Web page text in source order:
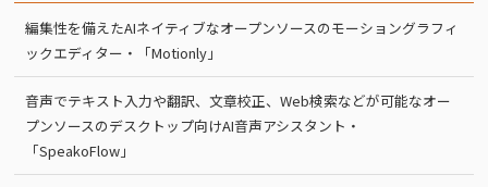
編集性を備えたAIネイティブなオープンソースのモーショングラフィ
ックエディター・「Motionly」
音声でテキスト入力や翻訳、文章校正、Web検索などが可能なオー
プンソースのデスクトップ向けAI音声アシスタント・
「SpeakoFlow」